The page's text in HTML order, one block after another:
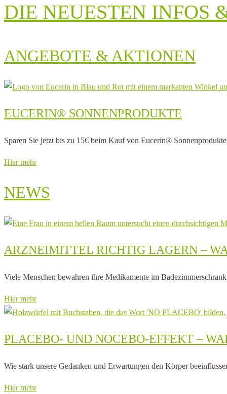
DIE NEUESTEN INFOS
ANGEBOTE & AKTIONEN
EUCERIN® SONNENPRODUKTE
Sparen Sie jetzt bis zu 15€ beim Kauf von Eucerin®
Hier mehr
NEWS
ARZNEIMITTEL RICHTIG LAGERN –
Viele Menschen bewahren ihre Medikamente im
Hier mehr
PLACEBO- UND NOCEBO-EFFEKT –
Wie stark unsere Gedanken und Erwartungen den Körper
Hier mehr